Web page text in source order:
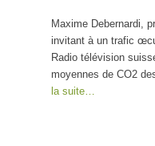
Maxime Debernardi,
invitant à un trafic
Radio télévision
moyennes de CO2
la suite…